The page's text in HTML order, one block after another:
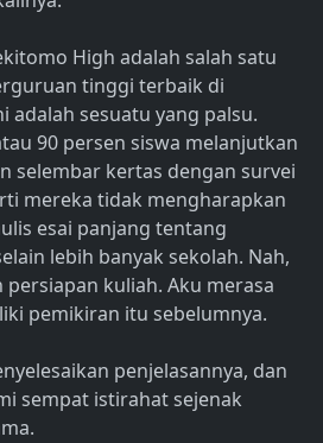
High adalah salah satu
tinggi terbaik di
adalah sesuatu yang palsu.
90 persen siswa melanjutkan
selembar kertas dengan survei
mereka tidak mengharapkan
esai panjang tentang
lebih banyak sekolah. Nah,
kuliah. Aku merasa
pemikiran itu sebelumnya.
penjelasannya, dan
sempat istirahat sejenak